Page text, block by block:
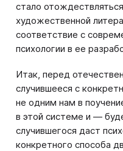
стало
художественной
соответствие с
психологии в ее
Итак, перед
случившееся с
не одним нам в
в этой системе и —
случившегося даст
конкретного способа